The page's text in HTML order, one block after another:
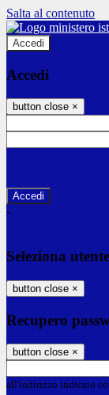
Salta al contenuto
Accedi
Accedi
button close ×
-
Seleziona utente
button close ×
Recupero
button close ×
all'indirizzo indicato